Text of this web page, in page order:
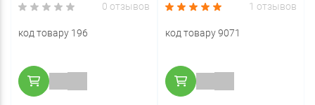
0 отзывов
код товару 196
1 отзывов
код товару 9071